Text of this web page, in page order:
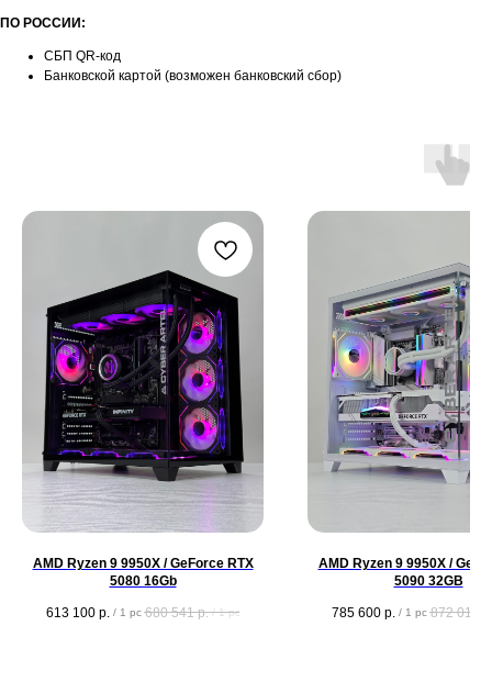
ПО РОССИИ:
СБП QR-код
Банковской картой (возможен банковский сбор)
AMD Ryzen 9 9950X / GeForce RTX
5080 16Gb
613 100 р. / 1 pc 680 541 р. / 1 pc
AMD Ryzen 9 9950X /
5090 32GB
785 600 р. / 1 pc 872 016